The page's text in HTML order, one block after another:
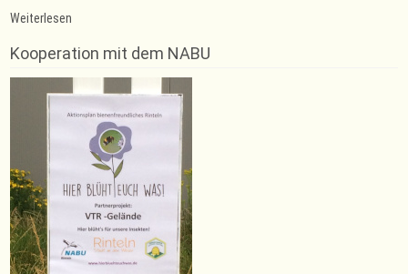
Weiterlesen
in
Rinteln
Kooperation mit dem NABU